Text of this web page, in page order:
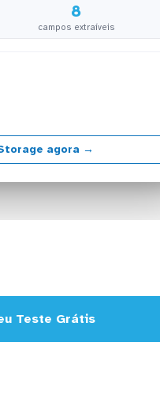
8
campos extraíveis
agora →
Teste Grátis